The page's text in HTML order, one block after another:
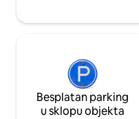
Besplatan parking
u sklopu objekta